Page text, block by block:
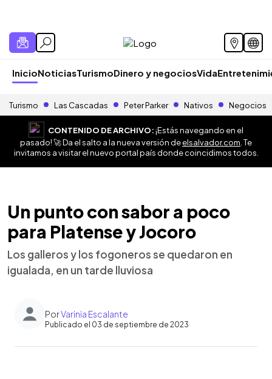
InicioNoticiasTurismoDinero y negociosVida
Turismo Las Cascadas Peter Parker Nativos Negocios
CONTENIDO DE ARCHIVO:¡Estás navegando en el
pasado! 🚀 Da el salto a la nueva versión deelsalvador.com . Te
invitamos a visitar el nuevo portal país donde coincidimos todos.
Un punto con sabor a poco
para Platense y Jocoro
Los galleros y los fogoneros se quedaron en
igualada, en un tarde lluviosa
PorVarinia Escalante
Publicado el 03 de septiembre de 2023